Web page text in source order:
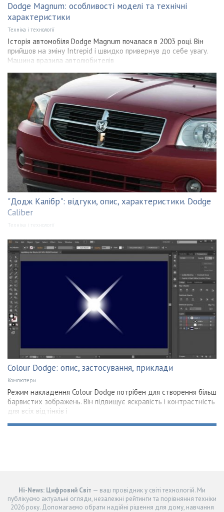
Dodge Magnum: особливості моделі та технічні
характеристики
Техніка і технології
Історія автомобіля Dodge Magnum почалася в 2003 році. Він
прийшов на зміну Intrepid і швидко привернув до себе увагу.
Машина вразила автолюбителів
"Додж Калібр": відгуки, опис, характеристики. Dodge
Caliber
Техніка і технології
Colour Dodge: опис, застосування, приклади
Компютери
Режим накладення Colour Dodge потрібен для створення більш
барвистих зображень. Він підвищує яскравість і контрастність
для всіх відтінків і
Hi-News: Цифровий Світ — ваш провідник у світі технологій. Ми
публікуємо актуальні огляди, незалежні рейтинги та порівняння техніки
2026 року. Допомагаємо обрати надійні рішення для дому, навчання